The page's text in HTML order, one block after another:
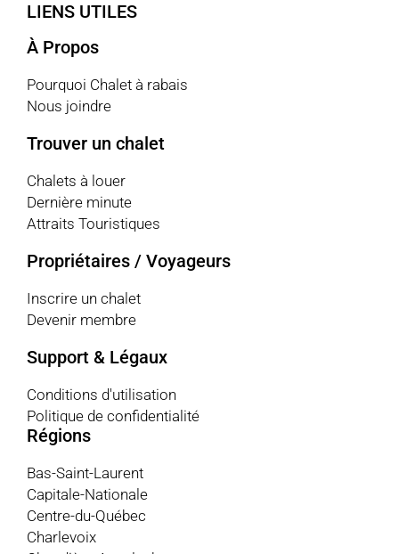
LIENS UTILES
À Propos
Pourquoi Chalet à rabais
Nous joindre
Trouver un chalet
Chalets à louer
Dernière minute
Attraits Touristiques
Propriétaires / Voyageurs
Inscrire un chalet
Devenir membre
Support & Légaux
Conditions d'utilisation
Politique de confidentialité
Régions
Bas-Saint-Laurent
Capitale-Nationale
Centre-du-Québec
Charlevoix